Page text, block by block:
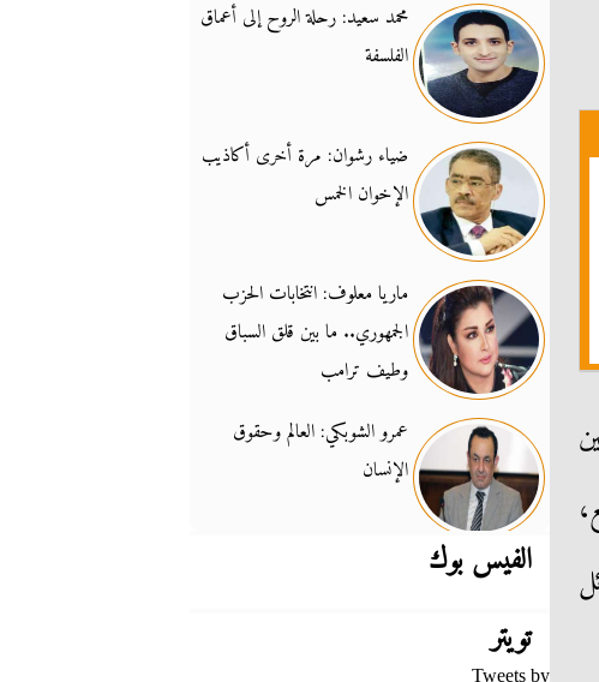
محمد سعيد: رحلة الروح إلى أعماق
الفلسفة
ضياء رشوان: مرة أخرى أكاذيب
الإخوان الخمس
ماريا معلوف: انتخابات الحزب
الجمهوري.. ما بين قلق السباق
وطيف ترامب
عمرو الشوبكي: العالم وحقوق
الإنسان
الفيس بوك
تويتر
Tweets by